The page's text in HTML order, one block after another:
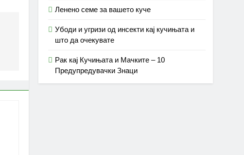
Ленено семе за вашето куче
Убоди и угризи од инсекти кај кучињата и
што да очекувате
Рак кај Кучињата и Мачките – 10
Предупредувачки Знаци